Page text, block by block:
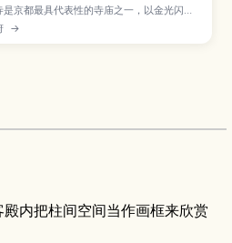
是京都最具代表性的寺庙之一，以金光闪耀
楼阁和倒映在池水中的景色闻名。本文将为
金阁寺的必看亮点、四季庭园风景、参观小
→
内把柱间空间当作画框来欣赏